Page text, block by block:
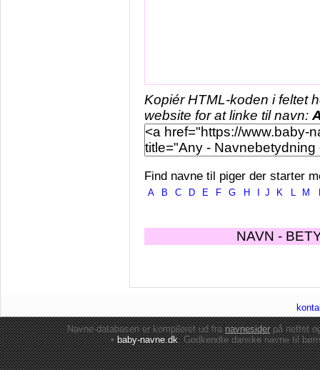
Kopiér HTML-koden i feltet
website for at linke til navn:
Find navne til piger der starter
A B C D E F G H J K L M
NAVN -
Navne-databasen er kompileret ud franavnesiderpå nettet
•baby-navne.dk: Godkendte danskenavne til børn